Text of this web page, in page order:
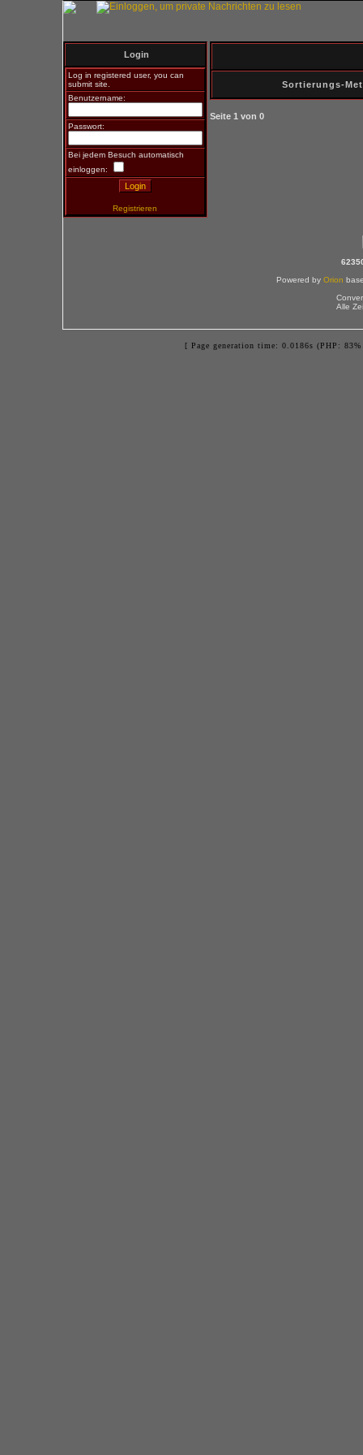
Login
Log in registered user, you can
submit site.
Benutzername:
Passwort:
Bei jedem Besuch automatisch
einloggen:
Registrieren
Sortierungs-
Seite 1 von 0
Powered by Orion
Alle
[ Page generation time: 0.0186s (PHP: